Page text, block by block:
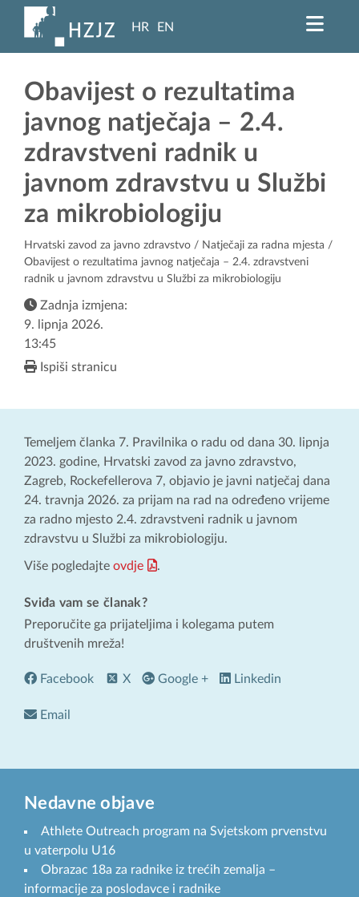
HR EN
Obavijest o rezultatima
javnog natječaja – 2.4.
zdravstveni radnik u
javnom zdravstvu u Službi
za mikrobiologiju
Hrvatski zavod za javno zdravstvo / Natječaji za radna mjesta /
Obavijest o rezultatima javnog natječaja – 2.4. zdravstveni
radnik u javnom zdravstvu u Službi za mikrobiologiju
Zadnja izmjena:
9. lipnja 2026.
13:45
Ispiši stranicu
Temeljem članka 7. Pravilnika o radu od dana 30. lipnja
2023. godine, Hrvatski zavod za javno zdravstvo,
Zagreb, Rockefellerova 7, objavio je javni natječaj dana
24. travnja 2026. za prijam na rad na određeno vrijeme
za radno mjesto 2.4. zdravstveni radnik u javnom
zdravstvu u Službi za mikrobiologiju.
Više pogledajte ovdje .
Sviđa vam se članak?
Preporučite ga prijateljima i kolegama putem
društvenih mreža!
Facebook X Google + Linkedin
Email
Nedavne objave
Athlete Outreach program na Svjetskom prvenstvu
u vaterpolu U16
Obrazac 18a za radnike iz trećih zemalja –
informacije za poslodavce i radnike